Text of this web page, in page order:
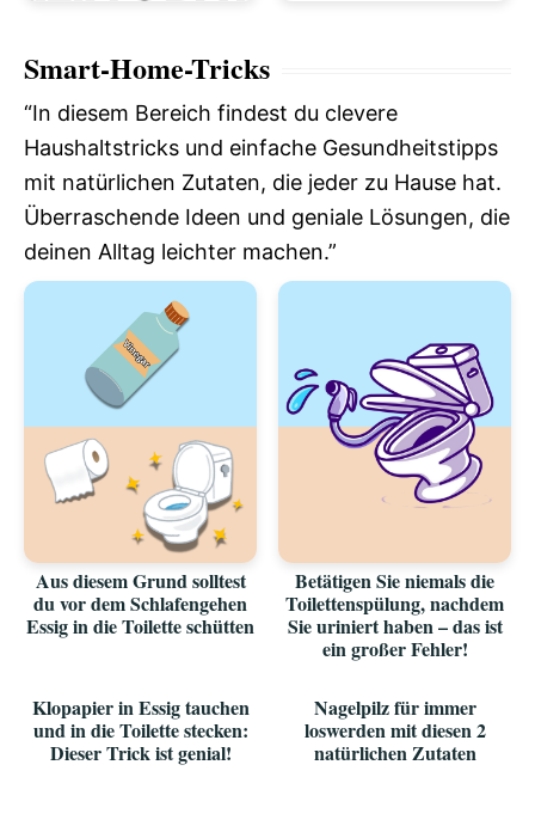
Smart-Home-Tricks
“In diesem Bereich findest du clevere
Haushaltstricks und einfache Gesundheitstipps
mit natürlichen Zutaten, die jeder zu Hause hat.
Überraschende Ideen und geniale Lösungen, die
deinen Alltag leichter machen.”
Aus diesem Grund solltest
du vor dem Schlafengehen
Essig in die Toilette schütten
Betätigen Sie niemals die
Toilettenspülung, nachdem
Sie uriniert haben – das ist
ein großer Fehler!
Klopapier in Essig tauchen
und in die Toilette stecken:
Dieser Trick ist genial!
Nagelpilz für immer
loswerden mit diesen 2
natürlichen Zutaten